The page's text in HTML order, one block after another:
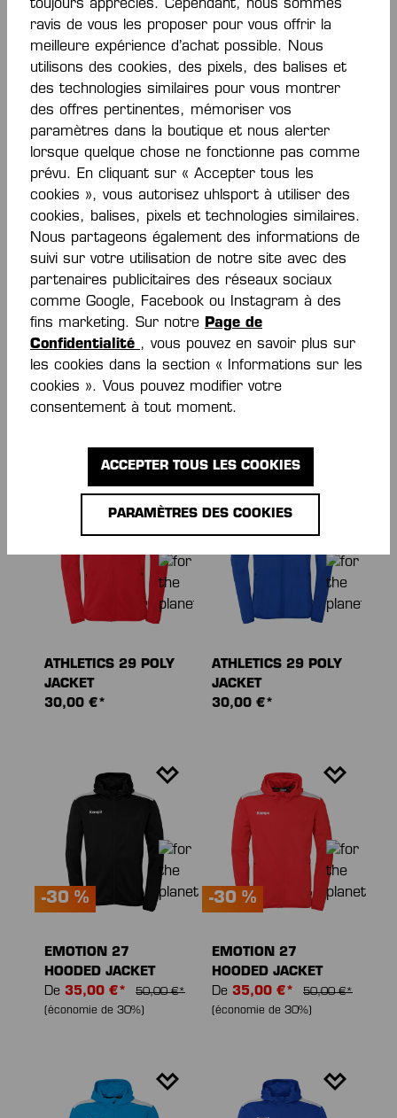
ATHLETICS 29 POLY
JACKET
30,00 €*
ATHLETICS 29 POLY
JACKET
30,00 €*
NOUVEAU
ATHLETICS 29 POLY
30,00 €*
NOUVEAU
ATHLETICS 29 POLY
30,00 €*
NOUVEAU
ATHLETICS 29 POLY
JACKET
30,00 €*
NOUVEAU
ATHLETICS 29 POLY
JACKET
30,00 €*
-30 %
EMOTION 27
HOODED JACKET
De 35,00 €*
50,00 €*
(économie de 30%)
-30 %
EMOTION 27
HOODED JACKET
De 35,00 €*
50,00 €*
(économie de 30%)
toujours appréciés. Cependant, nous sommes
ravis de vous les proposer pour vous offrir la
meilleure expérience d’achat possible. Nous
utilisons des cookies, des pixels, des balises et
des technologies similaires pour vous montrer
des offres pertinentes, mémoriser vos
paramètres dans la boutique et nous alerter
lorsque quelque chose ne fonctionne pas comme
prévu. En cliquant sur « Accepter tous les
cookies », vous autorisez uhlsport à utiliser des
cookies, balises, pixels et technologies similaires.
Nous partageons également des informations de
suivi sur votre utilisation de notre site avec des
partenaires publicitaires des réseaux sociaux
comme Google, Facebook ou Instagram à des
fins marketing. Sur notre
Page de
Confidentialité , vous pouvez en savoir plus sur
les cookies dans la section « Informations sur les
cookies ». Vous pouvez modifier votre
consentement à tout moment.
PARAMÈTRES DES COOKIES
ACCEPTER TOUS LES COOKIES